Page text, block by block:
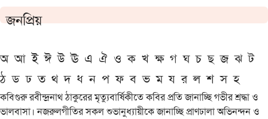
জনপ্রিয়
অ আ ই ঈ উ ঊ এ ঐ ও ক খ ক্ষ গ ঘ চ ছ জ ঝ ট
ঠ ড ঢ ত থ দ ধ ন প ফ ব ভ ম য র ল শ স হ
কবিগুরু রবীন্দ্রনাথ ঠাকুরের মৃত্যুবার্ষিকীতে কবির প্রতি জানাচ্ছি গভীর শ্রদ্ধা ও
ভালবাসা। নজরুলগীতির সকল শুভানুধ্যায়ীকে জানাচ্ছি প্রাণঢালা অভিনন্দন ও